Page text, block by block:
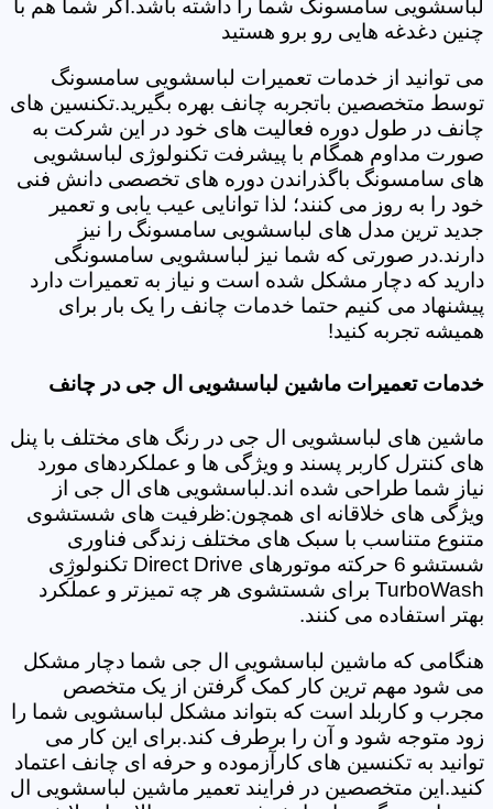
لباسشویی سامسونگ شما را داشته باشد.اگر شما هم با
چنین دغدغه هایی رو برو هستید
می توانید از خدمات تعمیرات لباسشویی سامسونگ
توسط متخصصین باتجربه چانف بهره بگیرید.تکنسین های
چانف در طول دوره فعالیت های خود در این شرکت به
صورت مداوم همگام با پیشرفت تکنولوژی لباسشویی
های سامسونگ باگذراندن دوره های تخصصی دانش فنی
خود را به روز می کنند؛ لذا توانایی عیب یابی و تعمیر
جدید ترین مدل های لباسشویی سامسونگ را نیز
دارند.در صورتی که شما نیز لباسشویی سامسونگی
دارید که دچار مشکل شده است و نیاز به تعمیرات دارد
پیشنهاد می کنیم حتما خدمات چانف را یک بار برای
همیشه تجربه کنید!
خدمات تعمیرات ماشین لباسشویی ال جی در چانف
ماشین های لباسشویی ال جی در رنگ های مختلف با پنل
های کنترل کاربر پسند و ویژگی ها و عملکردهای مورد
نیاز شما طراحی شده اند.لباسشویی های ال جی از
ویژگی های خلاقانه ای همچون:ظرفیت های شستشوی
متنوع متناسب با سبک های مختلف زندگی فناوری
شستشو 6 حرکته موتورهای Direct Drive تکنولوژِی
TurboWash برای شستشوی هر چه تمیزتر و عملکرد
بهتر استفاده می کنند.
هنگامی که ماشین لباسشویی ال جی شما دچار مشکل
می شود مهم ترین کار کمک گرفتن از یک متخصص
مجرب و کاربلد است که بتواند مشکل لباسشویی شما را
زود متوجه شود و آن را برطرف کند.برای این کار می
توانید به تکنسین های کارآزموده و حرفه ای چانف اعتماد
کنید.این متخصصین در فرایند تعمیر ماشین لباسشویی ال